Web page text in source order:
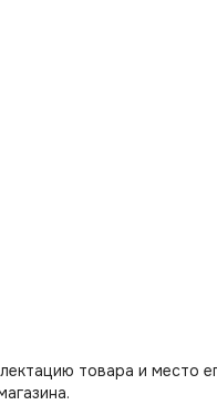
товара и место